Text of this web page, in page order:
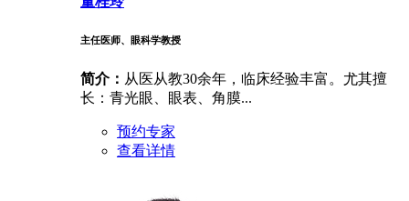
主任医师、眼科学教授
简介： ​从医从教30余年，临床经验丰富。尤其擅
长：青光眼、眼表、角膜...
预约专家
查看详情